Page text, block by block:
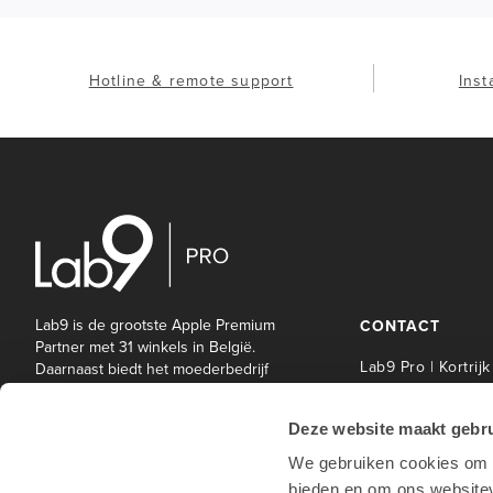
Deze website maakt
We gebruiken cookies
Hotline & remote support
Lab9 is de grootste Apple Premium
Partner met 31 winkels in België.
Daarnaast biedt het moederbedrijf
CONTACT
Lab9 Pro | Kortrijk
| Kortrijk
Lab9 Pro |